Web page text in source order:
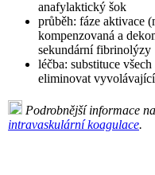
anafylaktický šok
průběh: fáze aktivace
kompenzovaná a
sekundární fibrinolýzy
léčba: substituce
eliminovat
Podrobnější informace
intravaskulární koagulace.